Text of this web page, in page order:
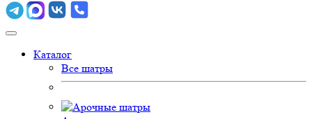
Каталог
Все шатры